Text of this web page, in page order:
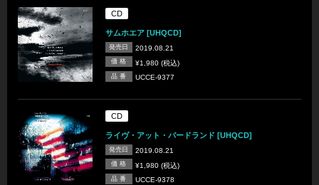
CD
サムホエア [UHQCD]
発売日 2019.08.21
価 格 ¥1,980 (税込)
品 番 UCCE-9377
CD
ライヴ・アット・バードランド [UHQCD]
発売日 2019.08.21
価 格 ¥1,980 (税込)
品 番 UCCE-9378